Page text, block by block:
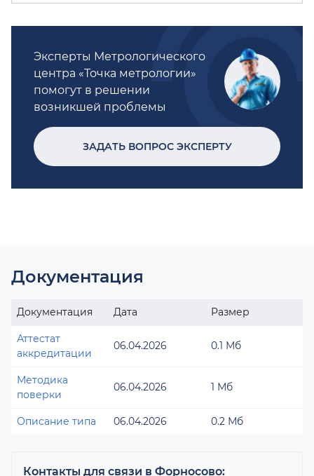
Эксперты Метрологического
центра «Точка метрологии»
помогут в решении
возникшей проблемы
ЗАДАТЬ ВОПРОС ЭКСПЕРТУ
Документация
Документация Дата Размер
Аттестат
аккредитации
06.04.2026 0.1 Мб
Методика
поверки
06.04.2026 1 Мб
Описание типа 06.04.2026 0.2 Мб
Контакты для связи в Форносово: